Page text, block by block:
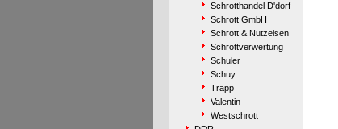
Schrotthandel D'dorf
Schrott GmbH
Schrott & Nutzeisen
Schrottverwertung
Schuler
Schuy
Trapp
Valentin
Westschrott